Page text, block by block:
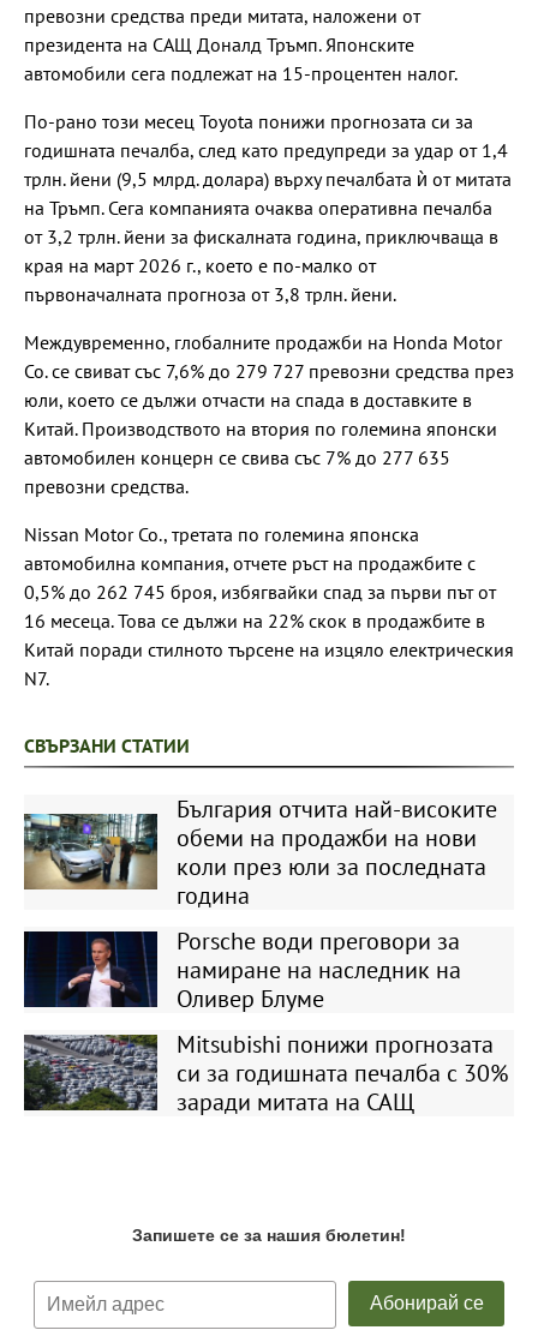
превозни средства преди митата, наложени от
президента на САЩ Доналд Тръмп. Японските
автомобили сега подлежат на 15-процентен налог.
По-рано този месец Toyota понижи прогнозата си за
годишната печалба, след като предупреди за удар от 1,4
трлн. йени (9,5 млрд. долара) върху печалбата ѝ от митата
на Тръмп. Сега компанията очаква оперативна печалба
от 3,2 трлн. йени за фискалната година, приключваща в
края на март 2026 г., което е по-малко от
първоначалната прогноза от 3,8 трлн. йени.
Междувременно, глобалните продажби на Honda Motor
Co. се свиват със 7,6% до 279 727 превозни средства през
юли, което се дължи отчасти на спада в доставките в
Китай. Производството на втория по големина японски
автомобилен концерн се свива със 7% до 277 635
превозни средства.
Nissan Motor Co., третата по големина японска
автомобилна компания, отчете ръст на продажбите с
0,5% до 262 745 броя, избягвайки спад за първи път от
16 месеца. Това се дължи на 22% скок в продажбите в
Китай поради стилното търсене на изцяло електрическия
N7.
СВЪРЗАНИ СТАТИИ
България отчита най-високите
обеми на продажби на нови
коли през юли за последната
година
Porsche води преговори за
намиране на наследник на
Оливер Блуме
Mitsubishi понижи прогнозата
си за годишната печалба с 30%
заради митата на САЩ